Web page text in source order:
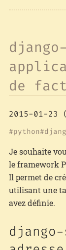
de
2015-01-23
python
Je souhaite
le framework
Il permet de
utilisant une
avez définie.